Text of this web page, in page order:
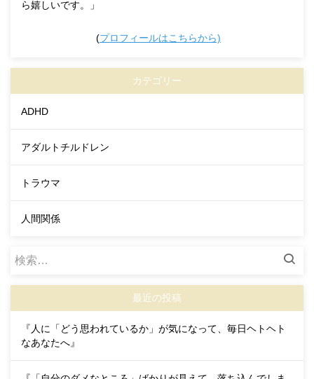
ら嬉しいです。」
(プロフィールはこちらから)
カテゴリー
ADHD
アダルトチルドレン
トラウマ
人間関係
検
最近の投稿
『人に「どう思われているか」が気になって、毎日ヘトヘト
なあなたへ』